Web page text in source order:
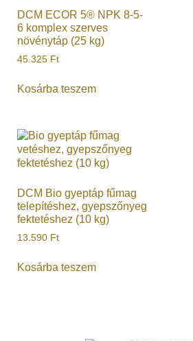
DCM ECOR 5® NPK 8-5-
6 komplex szerves
növénytáp (25 kg)
45.325 Ft
Kosárba teszem
DCM Bio gyeptáp fűmag
telepítéshez, gyepszőnyeg
fektetéshez (10 kg)
13.590 Ft
Kosárba teszem